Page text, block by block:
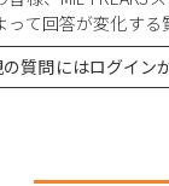
て回答が変化する
質問にはログイン